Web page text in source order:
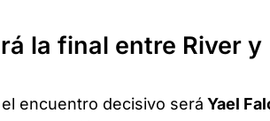
la final entre River y
encuentro decisivo será Yael